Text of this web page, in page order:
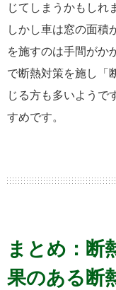
じてしまうかもしれ
しかし車は窓の面積
を施すのは手間がか
で断熱対策を施し「
じる方も多いようで
すめです。
まとめ：断
果のある断